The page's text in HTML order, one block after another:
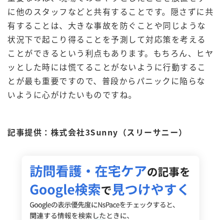
に他のスタッフなどと共有することです。隠さずに共
有することは、大きな事故を防ぐことや同じような
状況下で起こり得ることを予測して対応策を考える
ことができるという利点もあります。もちろん、ヒヤ
ッとした時には慌てることがないように行動するこ
とが最も重要ですので、普段からパニックに陥らな
いように心がけたいものですね。
記事提供：株式会社3Sunny（スリーサニー）